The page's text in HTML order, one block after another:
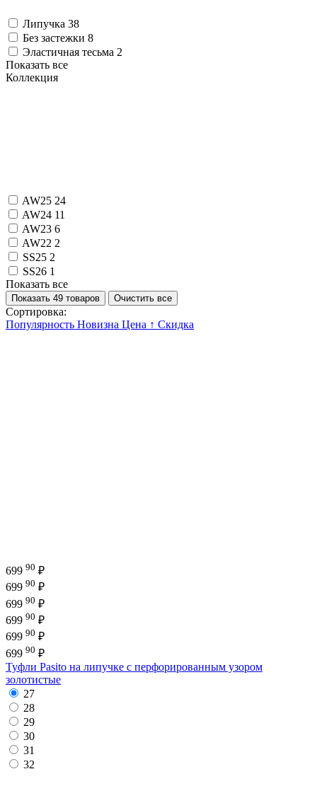
Липучка 38
Без застежки 8
Эластичная тесьма 2
Показать все
Коллекция
AW25 24
AW24 11
AW23 6
AW22 2
SS25 2
SS26 1
Показать все
Показать 49 товаров Очистить все
Сортировка:
Популярность Новизна Цена ↑ Скидка
699 90 ₽
699 90 ₽
699 90 ₽
699 90 ₽
699 90 ₽
699 90 ₽
Туфли Pasito на липучке с перфорированным узором
золотистые
27
28
29
30
31
32